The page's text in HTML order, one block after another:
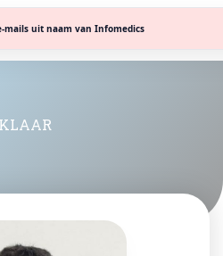
mails uit naam van Infomedics